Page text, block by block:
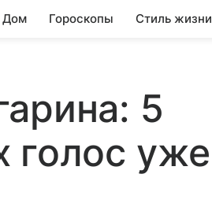
Дом Гороскопы Стиль жизни
5
голос уже